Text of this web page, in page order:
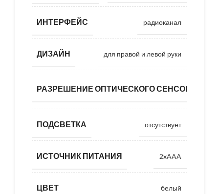
ИНТЕРФЕЙС радиоканал
ДИЗАЙН для правой и левой руки
РАЗРЕШЕНИЕ ОПТИЧЕСКОГО СЕНСОРА
ПОДСВЕТКА отсутствует
ИСТОЧНИК ПИТАНИЯ 2xAAA
ЦВЕТ белый